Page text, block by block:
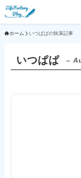
ホーム いつぱぱの執筆記事
いつぱぱ –